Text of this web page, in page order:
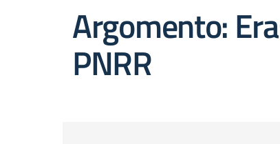
Argomento:
PNRR